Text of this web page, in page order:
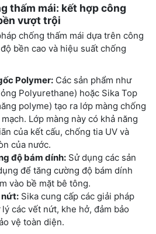
thấm mái: kết hợp công
vượt trội
chống thấm mái dựa trên công
bền cao và hiệu suất chống
Polymer: Các sản phẩm như
Polyurethane) hoặc Sika Top
polyme) tạo ra lớp màng chống
Lớp màng này có khả năng
của kết cấu, chống tia UV và
của nước.
độ bám dính: Sử dụng các sản
để tăng cường độ bám dính
vào bề mặt bê tông.
nứt: Sika cung cấp các giải pháp
các vết nứt, khe hở, đảm bảo
vệ toàn diện.